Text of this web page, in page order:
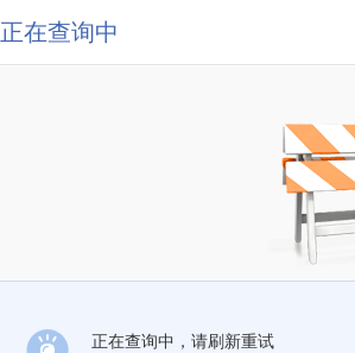
正在查询中
正在查询中，请刷新重试